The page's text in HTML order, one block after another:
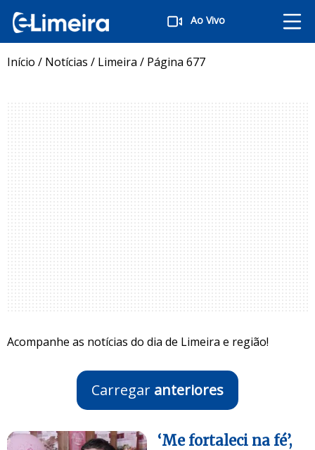
Ao Vivo
Início / Notícias / Limeira / Página 677
Acompanhe as notícias do dia de Limeira e região!
Carregar anteriores
‘Me fortaleci na fé’,